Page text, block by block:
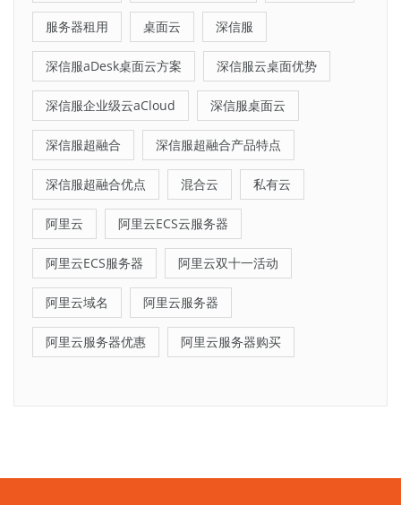
服务器租用 桌面云 深信服
深信服aDesk桌面云方案 深信服云桌面优势
深信服企业级云aCloud 深信服桌面云
深信服超融合 深信服超融合产品特点
深信服超融合优点 混合云 私有云
阿里云 阿里云ECS云服务器
阿里云ECS服务器 阿里云双十一活动
阿里云域名 阿里云服务器
阿里云服务器优惠 阿里云服务器购买